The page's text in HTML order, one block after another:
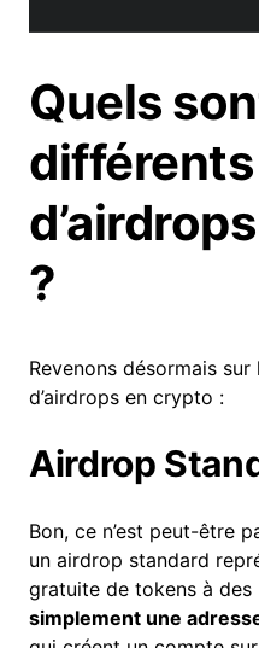
Quels
?
Revenons désormais
d’airdrops en crypto :
Airdrop
Bon, ce n’est peut-être
un airdrop standard
gratuite de tokens à des
simplement une